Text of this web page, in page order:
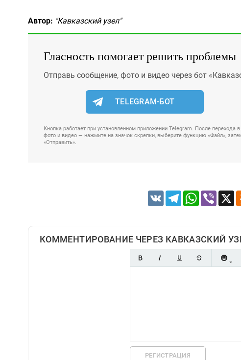
Автор: "Кавказский узел"
Гласность помогает решить проблемы
Отправь сообщение, фото и видео через бот
TELEGRAM-БОТ
Кнопка работает при установленном приложении Telegram. После перехода
фото и видео — нажмите на значок скрепки, выберите функцию «Файл»,
«Отправить».
VK TelegramWhatsApp
Viber X
КОММЕНТИРОВАНИЕ ЧЕРЕЗ КАВКАЗСКИЙ
РЕГИСТРАЦИЯ